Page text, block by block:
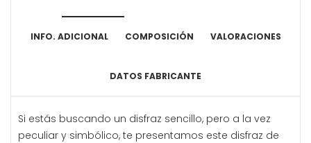
INFO. ADICIONAL COMPOSICIÓN VALORACIONES
DATOS FABRICANTE
Si estás buscando un disfraz sencillo, pero a la vez
peculiar y simbólico, te presentamos este disfraz de